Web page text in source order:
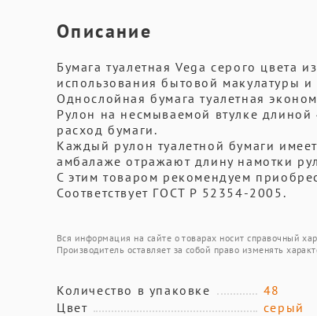
Описание
Бумага туалетная Vega серого цвета
использования бытовой макулатуры и
Однослойная бумага туалетная
Рулон на несмываемой втулке
расход бумаги.
Каждый рулон туалетной бумаги
амбалаже отражают длину намотки
С этим товаром рекомендуем
Соответствует ГОСТ Р 52354-2005.
Вся информация на сайте о товарах носит справочный
Производитель оставляет за собой право изменять
Количество в упаковке
48
Цвет
серый